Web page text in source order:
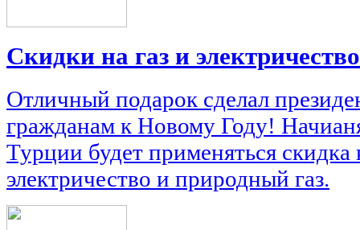
Скидки на газ и
Отличный подарок сделал
гражданам к Новому Году!
Турции будет применяться скидка
электричество и природный газ.